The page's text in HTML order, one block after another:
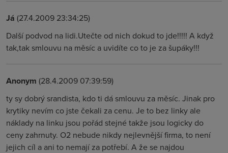
Já (27.4.2009 23:34:25)
Další podvod na lidi.Utečte od nich dokud to jde!!!!! A když
tak,tak smlouvu na měsíc a uvidíte co to je za šupáky!!!
Anonym (28.4.2009 07:39:59)
ty sy dobrý srandista, kdo ti dá smlouvu za měsíc. Jinak pro
krytiky nevím co jste čekali za cenu. Je to bez linky ale
náklady na linku jsou pořád stejné takže jsou logicky do
ceny zahrnuty. O2 nebude nikdy nejlevnější firma, to není
jejich cíl a ani to nemají za potřebí. A že se najdou